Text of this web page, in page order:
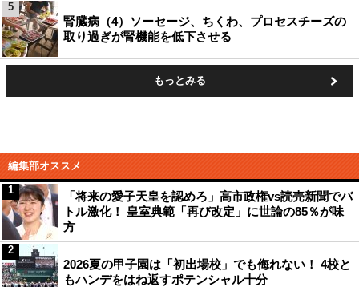
腎臓病（4）ソーセージ、ちくわ、プロセスチーズの
取り過ぎが腎機能を低下させる
5
もっとみる
編集部オススメ
「将来の愛子天皇を認めろ」高市政権vs読売新聞でバ
トル激化！ 皇室典範「再び改定」に世論の85％が味
方
1
2026夏の甲子園は「初出場校」でも侮れない！ 4校と
もハンデをはね返すポテンシャル十分
2